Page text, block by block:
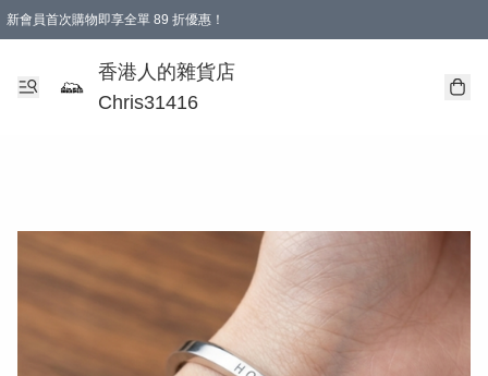
新會員首次購物即享全單 89 折優惠！
購物滿 HKD 499.00即享免運費優惠！（適用於 本地送貨、本地取貨 )
【滿 $300 專屬驚喜：無聲信物（最後一批）】
香港人的雜貨店
Chris31416